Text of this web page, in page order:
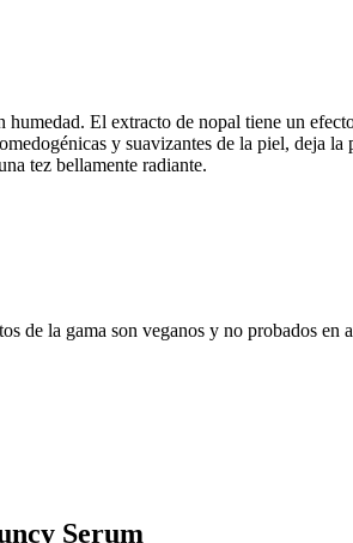
El extracto de nopal tiene un
y suavizantes de la piel, deja
tez bellamente radiante.
de la gama son veganos y no probados en
Serum